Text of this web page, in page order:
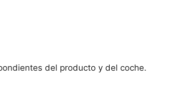
del producto y del coche.